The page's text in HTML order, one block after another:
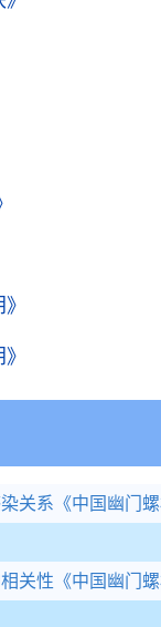
关系 《中国幽门
关性 《中国幽门